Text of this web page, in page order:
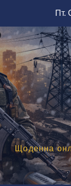
вмісту
Пт.
Щоденна